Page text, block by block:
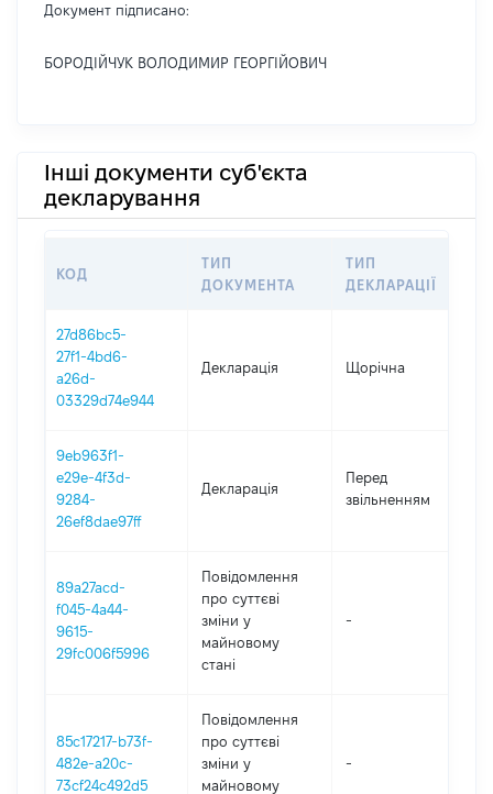
Документ підписано:
БОРОДІЙЧУК ВОЛОДИМИР ГЕОРГІЙОВИЧ
Інші документи суб'єкта
декларування
КОД
ТИП
ДОКУМЕНТА
ТИП
ДЕКЛАРАЦІЇ
27d86bc5-
27f1-4bd6-
a26d-
03329d74e944
Декларація Щорічна
9eb963f1-
e29e-4f3d-
9284-
26ef8dae97ff
Декларація
Перед
звільненням
89a27acd-
f045-4a44-
9615-
29fc006f5996
Повідомлення
про суттєві
зміни y
майновому
стані
-
85c17217-b73f-
482e-a20c-
73cf24c492d5
Повідомлення
про суттєві
зміни y
майновому
-